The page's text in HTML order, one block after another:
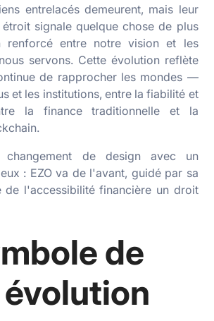
entrelacés demeurent, mais leur
signale quelque chose de plus
entre notre vision et les
servons. Cette évolution reflète
de rapprocher les mondes —
et les institutions, entre la fiabilité et
la finance traditionnelle et la
de design avec un
: EZO va de l'avant, guidé par sa
de l'accessibilité financière un droit
de